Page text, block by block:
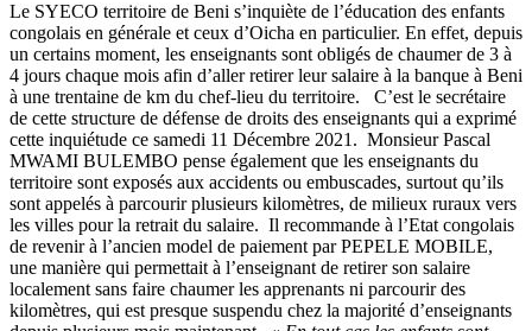
Le SYECO territoire de Beni s’inquiète de l’éducation des enfants
congolais en générale et ceux d’Oicha en particulier. En effet, depuis
un certains moment, les enseignants sont obligés de chaumer de 3 à
4 jours chaque mois afin d’aller retirer leur salaire à la banque à Beni
à une trentaine de km du chef-lieu du territoire. C’est le secrétaire
de cette structure de défense de droits des enseignants qui a exprimé
cette inquiétude ce samedi 11 Décembre 2021. Monsieur Pascal
MWAMI BULEMBO pense également que les enseignants du
territoire sont exposés aux accidents ou embuscades, surtout qu’ils
sont appelés à parcourir plusieurs kilomètres, de milieux ruraux vers
les villes pour la retrait du salaire. Il recommande à l’Etat congolais
de revenir à l’ancien model de paiement par PEPELE MOBILE,
une manière qui permettait à l’enseignant de retirer son salaire
localement sans faire chaumer les apprenants ni parcourir des
kilomètres, qui est presque suspendu chez la majorité d’enseignants